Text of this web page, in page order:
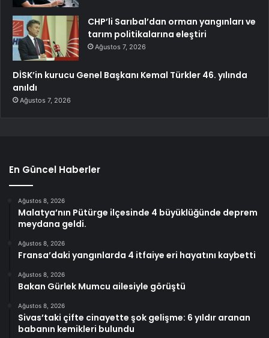
CHP’li Sarıbal’dan orman yangınları ve
tarım politikalarına eleştiri
Ağustos 7, 2026
DİSK’in kurucu Genel Başkanı Kemal Türkler 46. yılında
anıldı
Ağustos 7, 2026
En Güncel Haberler
Ağustos 8, 2026
Malatya’nın Pütürge ilçesinde 4 büyüklüğünde deprem
meydana geldi.
Ağustos 8, 2026
Fransa’daki yangınlarda 4 itfaiye eri hayatını kaybetti
Ağustos 8, 2026
Bakan Gürlek Mumcu ailesiyle görüştü
Ağustos 8, 2026
Sivas’taki çifte cinayette şok gelişme: 6 yıldır aranan
babanın kemikleri bulundu